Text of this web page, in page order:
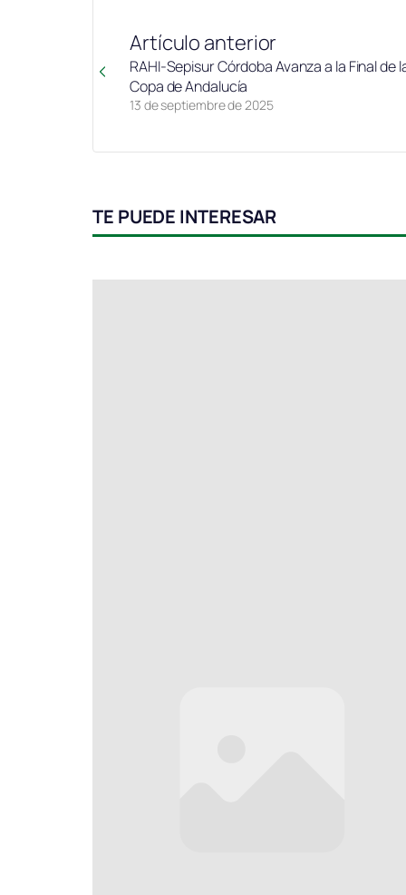
Artículo anterior
13 de septiembre de 2025
RAHI-Sepisur Córdoba Avanza a la Final de
Copa de Andalucía
TE PUEDE INTERESAR